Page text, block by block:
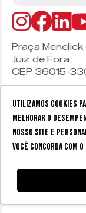
Utilizamos cookies
melhorar o
nosso site e
você concorda com
Praça
Juiz de Fora
CEP 36015-
os direitos